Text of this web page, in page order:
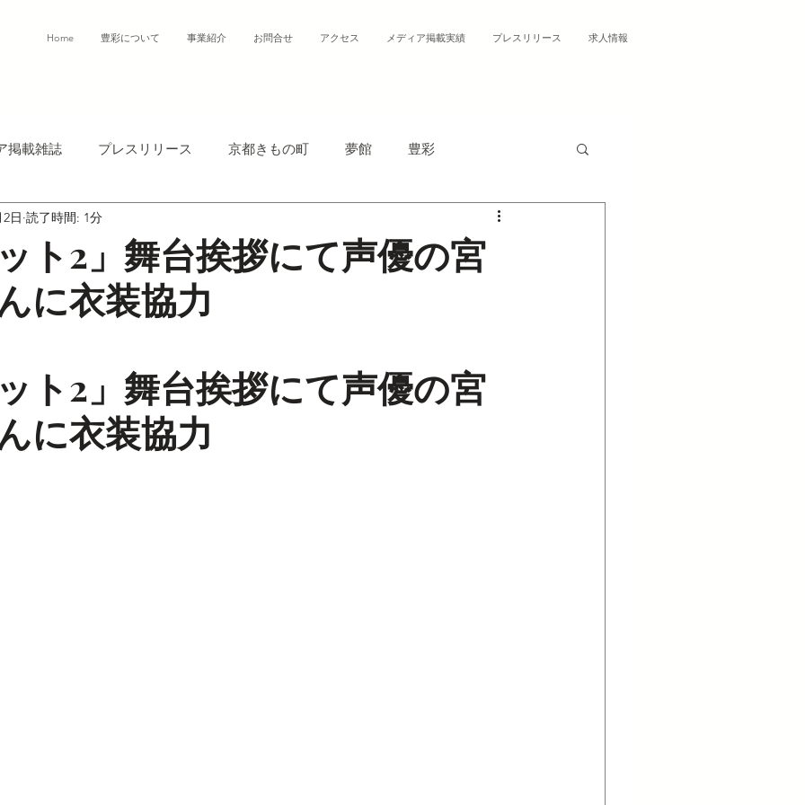
Home 豊彩について 事業紹介 お問合せ アクセス メディア掲載実績 プレスリリース 求人情報
掲載雑誌 プレスリリース 京都きもの町 夢館 豊彩
ト2」舞台挨拶にて声優の宮
に衣装協力
日 読了時間: 1分
ト2」舞台挨拶にて声優の宮
に衣装協力